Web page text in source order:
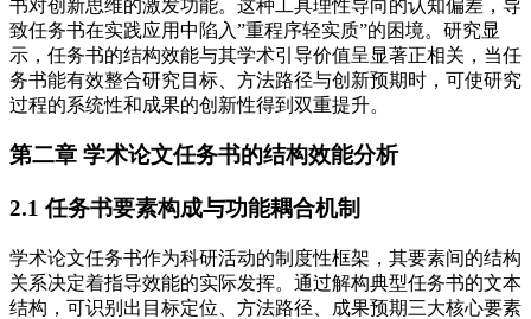
书对创新思维的激发功能。这种工具理性导向的认知偏差，导
致任务书在实践应用中陷入”重程序轻实质”的困境。研究显
示，任务书的结构效能与其学术引导价值呈显著正相关，当任
务书能有效整合研究目标、方法路径与创新预期时，可使研究
过程的系统性和成果的创新性得到双重提升。
第二章 学术论文任务书的结构效能分析
2.1 任务书要素构成与功能耦合机制
学术论文任务书作为科研活动的制度性框架，其要素间的结构
关系决定着指导效能的实际发挥。通过解构典型任务书的文本
结构，可识别出目标定位、方法路径、成果预期三大核心要素